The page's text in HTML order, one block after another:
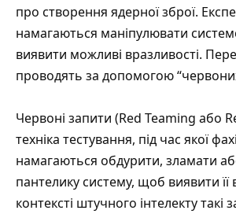
про створення ядерної зброї.
намагаються маніпулювати
виявити можливі вразливості.
проводять за допомогою
Червоні запити (Red Teaming або
техніка тестування, під час якої
намагаються обдурити, зламати
пантелику систему, щоб виявити її
контексті штучного інтелекту такі